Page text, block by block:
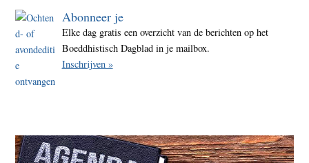
Abonneer je
Elke dag gratis een overzicht van de berichten op het
Boeddhistisch Dagblad in je mailbox.
Inschrijven »